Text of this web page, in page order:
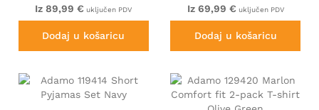
Iz 89,99 € uključen PDV
Dodaj u košaricu
Iz 69,99 € uključen PDV
Dodaj u košaricu